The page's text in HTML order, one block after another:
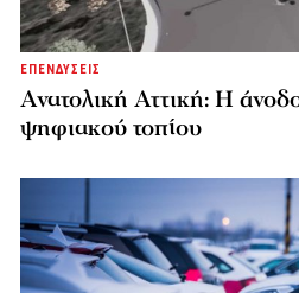
ΕΠΕΝΔΥΣΕΙΣ
Ανατολική Αττική: Η
ψηφιακού τοπίου